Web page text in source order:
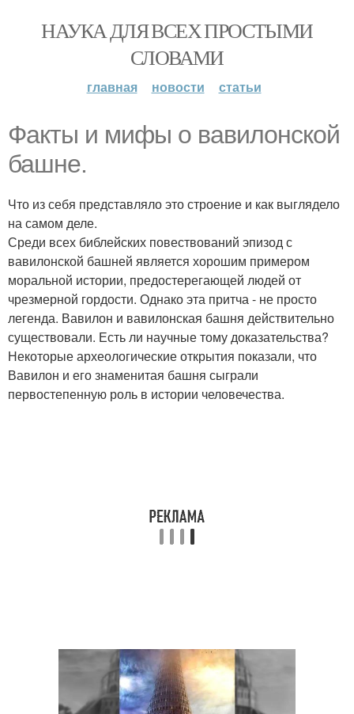
НАУКА ДЛЯ ВСЕХ ПРОСТЫМИ
СЛОВАМИ
главная новости статьи
Факты и мифы о вавилонской
башне.
Что из себя представляло это строение и как выглядело
на самом деле.
Среди всех библейских повествований эпизод с
вавилонской башней является хорошим примером
моральной истории, предостерегающей людей от
чрезмерной гордости. Однако эта притча - не просто
легенда. Вавилон и вавилонская башня действительно
существовали. Есть ли научные тому доказательства?
Некоторые археологические открытия показали, что
Вавилон и его знаменитая башня сыграли
первостепенную роль в истории человечества.